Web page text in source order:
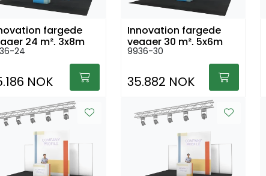
fargede
24 m², 3x8m
24
NOK
Innovation fargede
vegger 30 m², 5x6m
9936-30
35.882 NOK